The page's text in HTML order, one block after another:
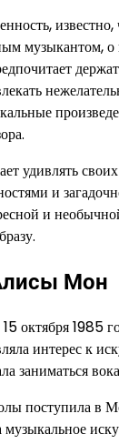
музыкантом,
удивлять
и
и
Мон
октября 1985
интерес к
заниматься
поступила в
музыкальное